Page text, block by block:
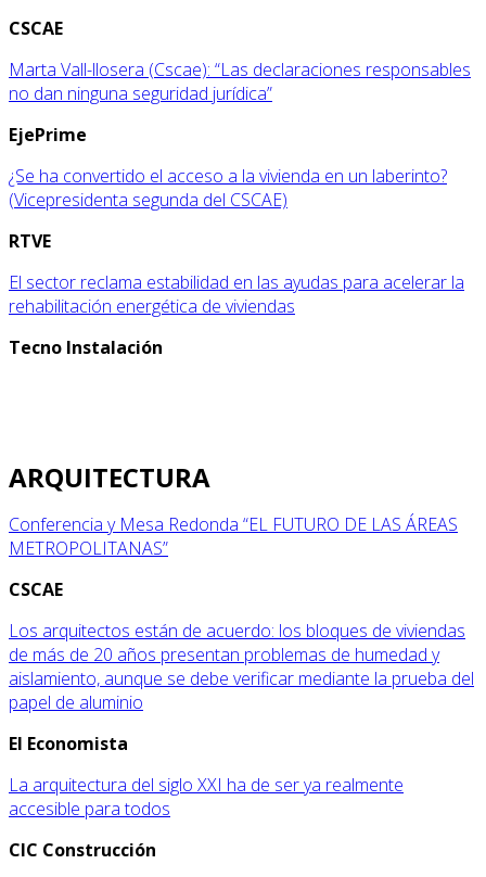
CSCAE
Marta Vall-llosera (Cscae): “Las declaraciones responsables
no dan ninguna seguridad jurídica”
EjePrime
¿Se ha convertido el acceso a la vivienda en un laberinto?
(Vicepresidenta segunda del CSCAE)
RTVE
El sector reclama estabilidad en las ayudas para acelerar la
rehabilitación energética de viviendas
Tecno Instalación
ARQUITECTURA
Conferencia y Mesa Redonda “EL FUTURO DE LAS ÁREAS
METROPOLITANAS”
CSCAE
Los arquitectos están de acuerdo: los bloques de viviendas
de más de 20 años presentan problemas de humedad y
aislamiento, aunque se debe verificar mediante la prueba del
papel de aluminio
El Economista
La arquitectura del siglo XXI ha de ser ya realmente
accesible para todos
CIC Construcción